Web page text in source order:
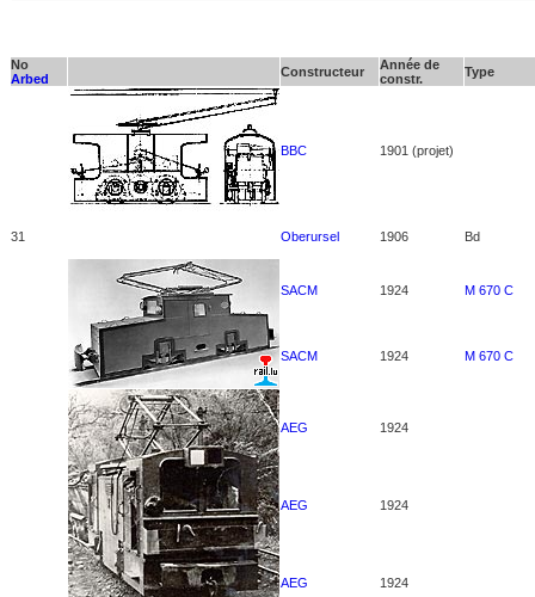
No
Arbed
Constructeur
Année de
constr.
Type
BBC 1901 (projet)
31 Oberursel 1906 Bd
SACM 1924 M 670 C
SACM 1924 M 670 C
AEG 1924
AEG 1924
AEG 1924